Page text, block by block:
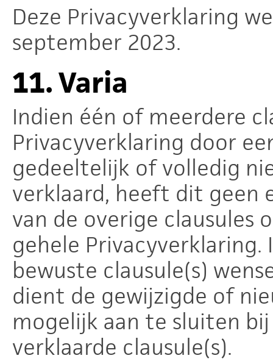
Deze Privacyverklaring
september 2023.
11.Varia
Indien één of meerdere
Privacyverklaring door
gedeeltelijk of volledig
verklaard, heeft dit geen
van de overige clausules
gehele
bewuste clausule(s)
dient de gewijzigde of
mogelijk aan te sluiten
verklaarde clausule(s).